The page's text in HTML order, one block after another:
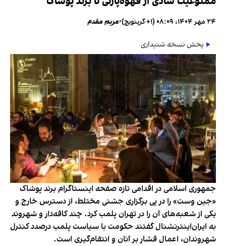
۲۴ مهر ۱۴۰۴، ۰۸:۰۹ (‎+۱ گرینویچ) •مریم مقدم
پخش نسخه شنیداری
جمهوری اسلامی در اقدامی تازه صفحه اینستاگرام برند پوشاک
«جین وست» را در پی برگزاری جشنی مختلط، از دسترس خارج و
یکی از شعبه‌های آن را در تهران پلمب کرد. چند کافه‌‌دار و شهروند
به ایران‌اینترنشنال گفتند حکومت با سیاست پلمب درصدد کنترل
شهروندان، اعمال فشار بر آنان و انتقام‌گیری است.